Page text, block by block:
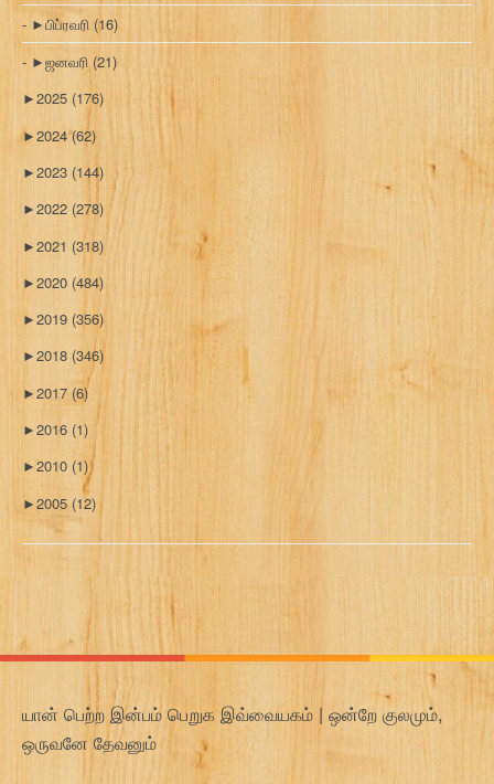
►பிப்ரவரி (16)
►ஜனவரி (21)
►2025 (176)
►2024(62)
►2023 (144)
►2022 (278)
►2021 (318)
►2020 (484)
►2019 (356)
►2018 (346)
►2017 (6)
►2016 (1)
►2010 (1)
►2005 (12)
யான் பெற்ற இன்பம் பெறுக இவ்வையகம் | ஒன்றே குலமும்,
ஒருவனே தேவனும்